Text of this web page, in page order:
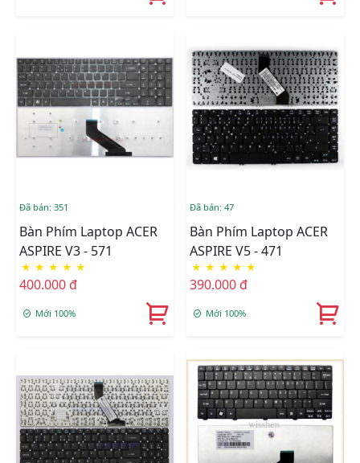
Đã bán: 351
Bàn Phím Laptop ACER
ASPIRE V3 - 571
★ ★ ★ ★ ★
400.000 đ
Mới 100%
Đã bán: 47
Bàn Phím Laptop ACER
ASPIRE V5 - 471
★ ★ ★ ★ ★
390.000 đ
Mới 100%